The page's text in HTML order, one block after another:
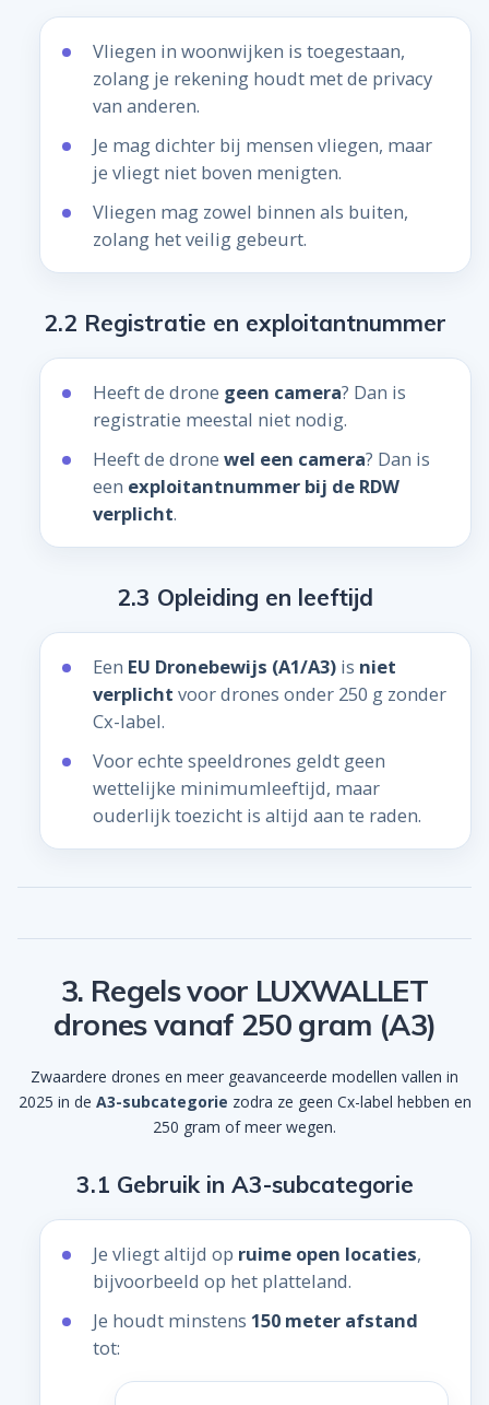
Vliegen in woonwijken is toegestaan,
zolang je rekening houdt met de privacy
van anderen.
Je mag dichter bij mensen vliegen, maar
je vliegt niet boven menigten.
Vliegen mag zowel binnen als buiten,
zolang het veilig gebeurt.
2.2 Registratie en exploitantnummer
Heeft de drone geen camera? Dan is
registratie meestal niet nodig.
Heeft de drone wel een camera? Dan is
een exploitantnummer bij de RDW
verplicht.
2.3 Opleiding en leeftijd
Een EU Dronebewijs (A1/A3) is niet
verplicht voor drones onder 250 g zonder
Cx-label.
Voor echte speeldrones geldt geen
wettelijke minimumleeftijd, maar
ouderlijk toezicht is altijd aan te raden.
3. Regels voor LUXWALLET
drones vanaf 250 gram (A3)
Zwaardere drones en meer geavanceerde modellen vallen in
2025 in de A3-subcategorie zodra ze geen Cx-label hebben en
250 gram of meer wegen.
3.1 Gebruik in A3-subcategorie
Je vliegt altijd op ruime open locaties,
bijvoorbeeld op het platteland.
Je houdt minstens 150 meter afstand
tot: